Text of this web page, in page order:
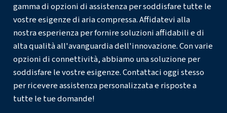
Se è necessaria aria costante ad alta pressione per le
impegnative, è probabile che un compressore
scelta migliore. Questi compressori sono costruiti per
intensive, come l'utilizzo di macchinari in grandi impianti
produzione o la fornitura di aria compressa per processi
design multistadio non solo offre una pressione più
migliora anche l'efficienza, con conseguente riduzione
energetici a lungo termine.